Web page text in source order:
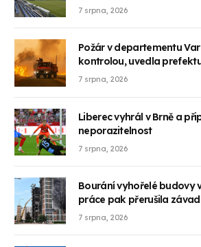
7 srpna, 2026
Požár v departementu
kontrolou, uvedla
7 srpna, 2026
Liberec vyhrál v Brně a
neporazitelnost
7 srpna, 2026
Bourání vyhořelé budovy
práce pak přerušila
7 srpna, 2026